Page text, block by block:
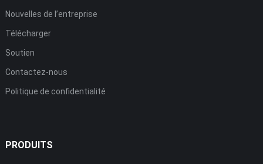
Nouvelles de l’entreprise
Télécharger
Soutien
Contactez-nous
Politique de confidentialité
PRODUITS